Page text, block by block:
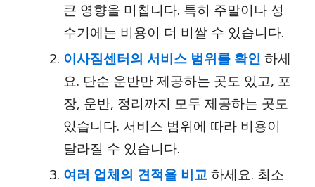
큰 영향을 미칩니다. 특히 주말이나 성
수기에는 비용이 더 비쌀 수 있습니다.
이사짐센터의 서비스 범위를 확인 하세
요. 단순 운반만 제공하는 곳도 있고, 포
장, 운반, 정리까지 모두 제공하는 곳도
있습니다. 서비스 범위에 따라 비용이
달라질 수 있습니다.
여러 업체의 견적을 비교하세요. 최소